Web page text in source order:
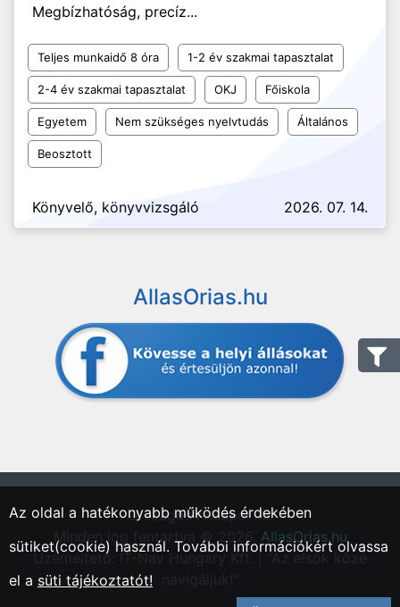
Megbízhatóság, precíz...
Teljes munkaidő 8 óra 1-2 év szakmai tapasztalat
2-4 év szakmai tapasztalat OKJ Főiskola
Egyetem Nem szükséges nyelvtudás Általános
Beosztott
Könyvelő, könyvvizsgáló 2026. 07. 14.
AllasOrias.hu
"Országos Állásportál."
Minden jog fentartva © 2026. AllasOrias.hu
Üzemeltető: IT-Nav Hungary Kft. | "Az elsők közé
Az oldal a hatékonyabb működés érdekében
sütiket(cookie) használ. További információkért olvassa
el a süti tájékoztatót!